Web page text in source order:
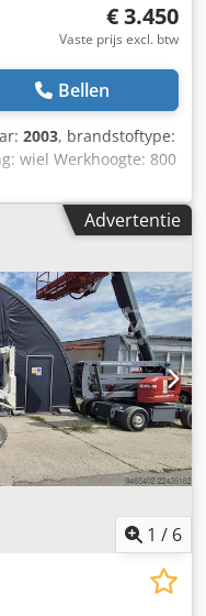
€ 3.450
Vaste prijs excl. btw
Bellen
2003, brandstoftype:
wiel Werkhoogte: 800
goed Optische staat:
IE Neem
meer informatie.
* 1.400 kg
Advertentie
1 / 6